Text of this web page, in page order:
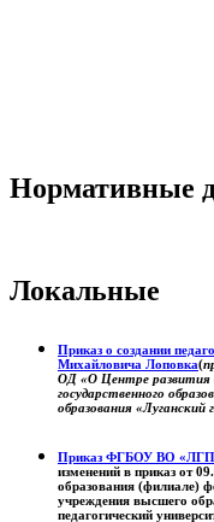
Нормативные
Локальные
Приказ о создании
Михайловича Лоповка(
ОД «О Центре развития
государственного
образования «Луганский
Приказ ФГБОУ ВО
изменений в приказ от
образования (филиале)
учреждения высшего
педагогический